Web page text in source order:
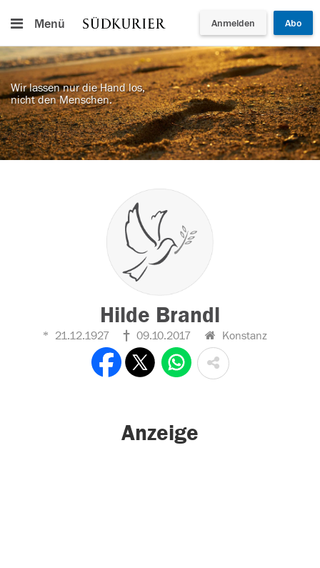
Menü Anmelden Abo
Wir lassen nur die Hand los,
nicht den Menschen.
Hilde Brandl
21.12.1927 09.10.2017 Konstanz
Anzeige